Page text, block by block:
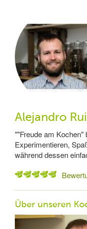
Alejandro
""Freude am
Experimentieren,
während dessen
Über unseren